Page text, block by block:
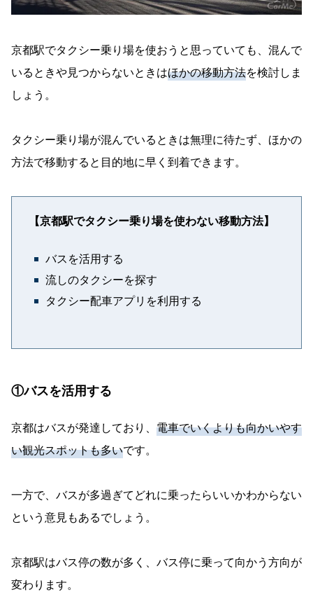
京都駅でタクシー乗り場を使おうと思っていても、混んで
いるときや見つからないときはほかの移動方法を検討しま
しょう。
タクシー乗り場が混んでいるときは無理に待たず、ほかの
方法で移動すると目的地に早く到着できます。
【京都駅でタクシー乗り場を使わない移動方法】
バスを活用する
流しのタクシーを探す
タクシー配車アプリを利用する
①バスを活用する
京都はバスが発達しており、 電車でいくよりも向かいやす
い観光スポットも多いです。
一方で、バスが多過ぎてどれに乗ったらいいかわからない
という意見もあるでしょう。
京都駅はバス停の数が多く、バス停に乗って向かう方向が
変わります。